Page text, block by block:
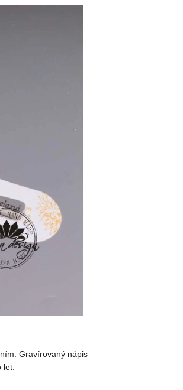
Gravírovaný nápis